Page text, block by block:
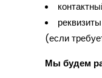
(если
Мы будем